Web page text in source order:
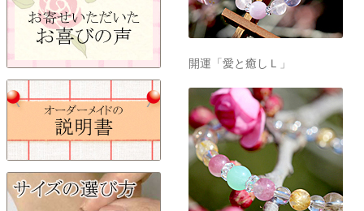
開運「愛と癒しＬ」